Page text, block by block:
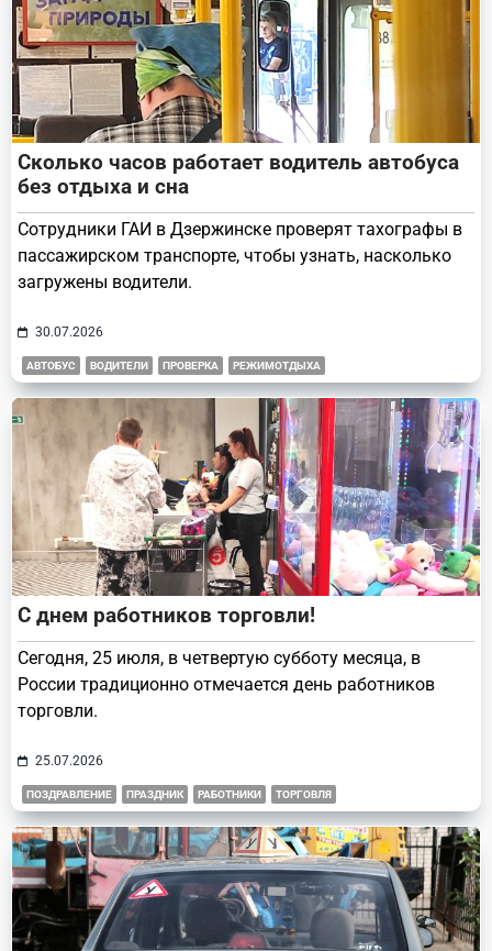
Сколько часов работает водитель автобуса
без отдыха и сна
Сотрудники ГАИ в Дзержинске проверят тахографы в
пассажирском транспорте, чтобы узнать, насколько
загружены водители.
30.07.2026
АВТОБУС ВОДИТЕЛИ ПРОВЕРКА РЕЖИМОТДЫХА
С днем работников торговли!
Сегодня, 25 июля, в четвертую субботу месяца, в
России традиционно отмечается день работников
торговли.
25.07.2026
ПОЗДРАВЛЕНИЕ ПРАЗДНИК РАБОТНИКИ ТОРГОВЛЯ